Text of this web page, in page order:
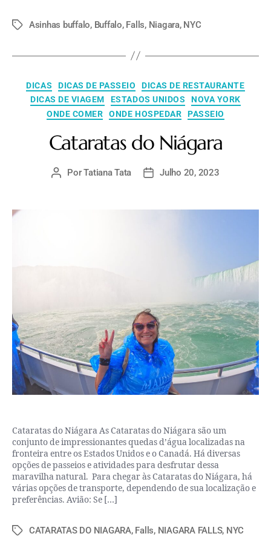
Asinhas buffalo, Buffalo, Falls, Niagara, NYC
DICAS DICAS DE PASSEIO
DICAS DE RESTAURANTE
DICAS DE VIAGEM
ESTADOS UNIDOS
NOVA YORK
ONDE COMER
ONDE HOSPEDAR PASSEIO
Cataratas do Niágara
PorTatiana Tata Julho 20, 2023
Cataratas do Niágara As Cataratas do Niágara são um
conjunto de impressionantes quedas d’água localizadas na
fronteira entre os Estados Unidos e o Canadá. Há diversas
opções de passeios e atividades para desfrutar dessa
maravilha natural. Para chegar às Cataratas do Niágara, há
várias opções de transporte, dependendo de sua localização e
preferências. Avião: Se […]
CATARATAS DO NIAGARA, Falls, NIAGARA FALLS, NYC